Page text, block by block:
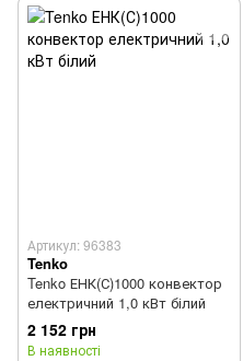
Артикул: 96383
Tenko
Tenko ЕНК(С)1000 конвектор
електричний 1,0 кВт білий
2 152 грн
В наявності